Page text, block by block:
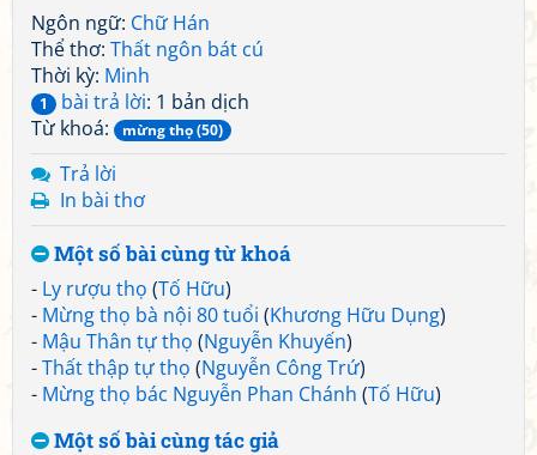
Ngôn ngữ: Chữ Hán
Thể thơ: Thất ngôn bát cú
Thời kỳ: Minh
1 bài trả lời: 1 bản dịch
Từ khoá:
mừng thọ (50)
Trả lời
In bài thơ
Một số bài cùng từ khoá
- Ly rượu thọ (Tố Hữu)
- Mừng thọ bà nội 80 tuổi (Khương Hữu Dụng)
- Mậu Thân tự thọ (Nguyễn Khuyến)
-Thất thập tự thọ (Nguyễn Công Trứ)
- Mừng thọ bác Nguyễn Phan Chánh (Tố Hữu)
Một số bài cùng tác giả